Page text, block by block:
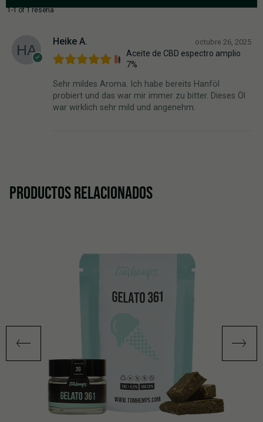
1-1 of 1 reseña
Heike A. octubre 26, 2025
Aceite de CBD espectro amplio
7%
Sehr mildes Aroma. Ich habe bereits Hanföl
probiert und das war mir immer zu bitter. Dieses Öl
war wirklich sehr mild und angenehm.
PRODUCTOS RELACIONADOS